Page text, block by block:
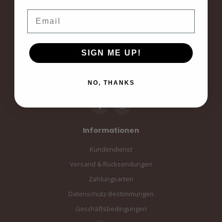
voor elke dag.
Langestraat 19
3811AA Amersfoort
Amersfoort, the Netherlands
info@sampiace.nl
Informationen
Kundendienst
Versand & Rücksendungen
Zahlungsarten
Datenschutz-Bestimmungen
Geschäftsbedingungen
SIGN ME UP!
NO, THANKS